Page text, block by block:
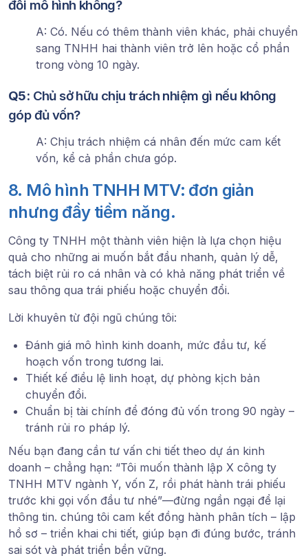
đổi mô hình không?
A: Có. Nếu có thêm thành viên khác, phải chuyển
sang TNHH hai thành viên trở lên hoặc cổ phần
trong vòng 10 ngày.
Q5: Chủ sở hữu chịu trách nhiệm gì nếu không
góp đủ vốn?
A: Chịu trách nhiệm cá nhân đến mức cam kết
vốn, kể cả phần chưa góp.
8. Mô hình TNHH MTV: đơn giản
nhưng đầy tiềm năng.
Công ty TNHH một thành viên hiện là lựa chọn hiệu
quả cho những ai muốn bắt đầu nhanh, quản lý dễ,
tách biệt rủi ro cá nhân và có khả năng phát triển về
sau thông qua trái phiếu hoặc chuyển đổi.
Lời khuyên từ đội ngũ chúng tôi:
Đánh giá mô hình kinh doanh, mức đầu tư, kế
hoạch vốn trong tương lai.
Thiết kế điều lệ linh hoạt, dự phòng kịch bản
chuyển đổi.
Chuẩn bị tài chính để đóng đủ vốn trong 90 ngày –
tránh rủi ro pháp lý.
Nếu bạn đang cần tư vấn chi tiết theo dự án kinh
doanh – chẳng hạn: “Tôi muốn thành lập X công ty
TNHH MTV ngành Y, vốn Z, rồi phát hành trái phiếu
trước khi gọi vốn đầu tư nhé”—đừng ngần ngại để lại
thông tin. chúng tôi cam kết đồng hành phân tích – lập
hồ sơ – triển khai chi tiết, giúp bạn đi đúng bước, tránh
sai sót và phát triển bền vững.